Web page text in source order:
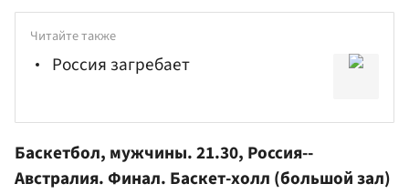
Читайте также
Россия загребает
Баскетбол, мужчины. 21.30, Россия--
Австралия. Финал. Баскет-холл (большой зал)